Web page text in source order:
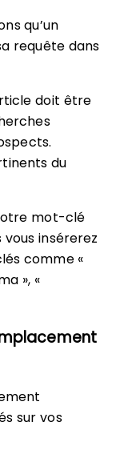
qu’un
requête dans
doit être
du
mot-clé
vous insérerez
comme «
», «
sur vos